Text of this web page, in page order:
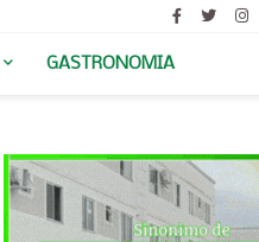
GASTRONOMIA